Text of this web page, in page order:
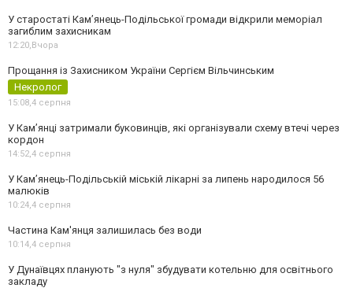
У старостаті Кам’янець-Подільської громади відкрили меморіал
загиблим захисникам
12:20,Вчора
Прощання із Захисником України Сергієм Вільчинським
Некролог
15:08,4 серпня
У Кам’янці затримали буковинців, які організували схему втечі через
кордон
14:52,4 серпня
У Кам’янець-Подільській міській лікарні за липень народилося 56
малюків
10:24,4 серпня
Частина Кам'янця залишилась без води
10:14,4 серпня
У Дунаївцях планують "з нуля" збудувати котельню для освітнього
закладу